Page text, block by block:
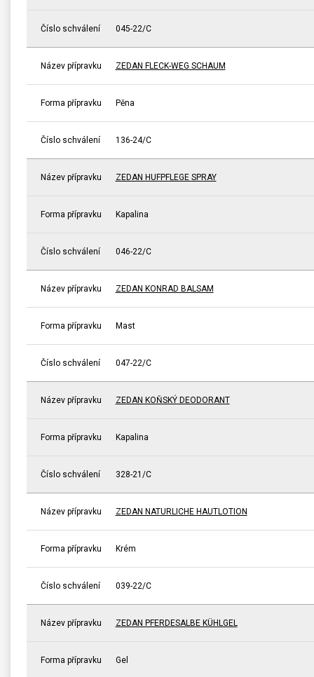
Číslo schválení 045-22/C
Název přípravku ZEDAN FLECK-WEG SCHAUM
Forma přípravku Pěna
Číslo schválení 136-24/C
Název přípravku ZEDAN HUFPFLEGE SPRAY
Forma přípravku Kapalina
Číslo schválení 046-22/C
Název přípravku ZEDAN KONRAD BALSAM
Forma přípravku Mast
Číslo schválení 047-22/C
Název přípravku ZEDAN KOŇSKÝ DEODORANT
Forma přípravku Kapalina
Číslo schválení 328-21/C
Název přípravku ZEDAN NATURLICHE HAUTLOTION
Forma přípravku Krém
Číslo schválení 039-22/C
Název přípravku ZEDAN PFERDESALBE KÜHLGEL
Forma přípravku Gel